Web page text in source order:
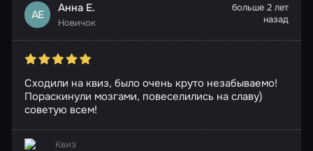
АЕ Анна Е.
Новичок
больше 2 лет
назад
Сходили на квиз, было очень круто незабываемо!
Пораскинули мозгами, повеселились на славу)
советую всем!
Квиз